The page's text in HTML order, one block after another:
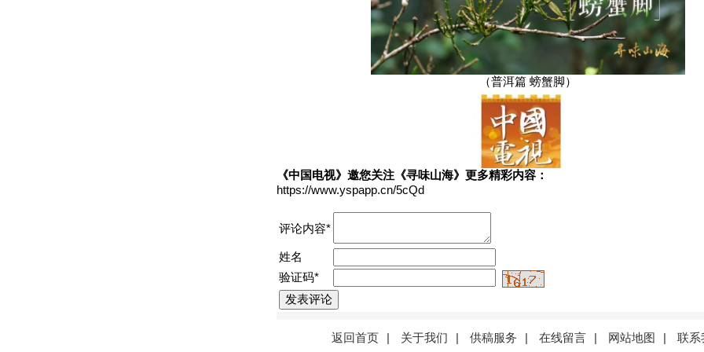
（普洱篇 螃蟹脚）
《中国电视》邀您关注《寻味山海》更多精彩内容：
https://www.yspapp.cn/5cQd
评论内容*
姓名
验证码*
返回首页 | 关于我们 | 供稿服务 | 在线留言 | 网站地图 | 联系